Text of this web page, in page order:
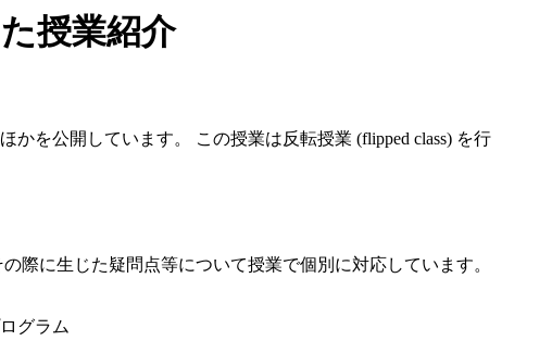
授業紹介
を公開しています。 この授業は反転授業 (flipped class) を行
際に生じた疑問点等について授業で個別に対応しています。
グラム